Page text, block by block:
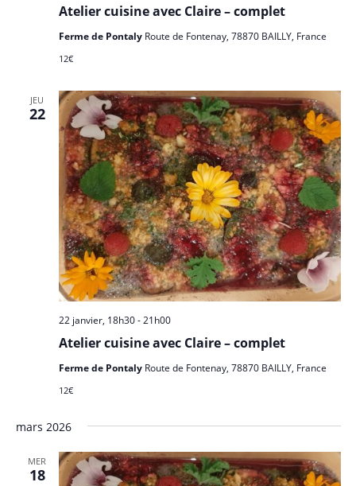
Atelier cuisine avec Claire – complet
Ferme de Pontaly Route de Fontenay, 78870 BAILLY, France
12€
JEU
22
Atelier cuisine avec Claire – complet
22 janvier, 18h30-21h00
Ferme de Pontaly Route de Fontenay, 78870 BAILLY, France
12€
mars 2026
MER
18